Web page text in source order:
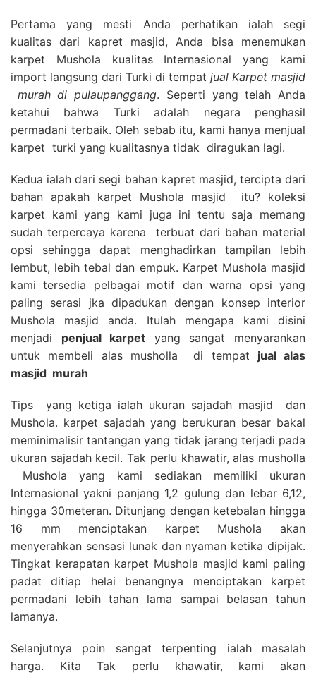
Pertama yang mesti Anda perhatikan ialah segi
kualitas dari kapret masjid, Anda bisa menemukan
karpet Mushola kualitas Internasional yang kami
import langsung dari Turki di tempat jual Karpet masjid
murah di pulaupanggang. Seperti yang telah Anda
ketahui bahwa Turki adalah negara penghasil
permadani terbaik. Oleh sebab itu, kami hanya menjual
karpet turki yang kualitasnya tidak diragukan lagi.
Kedua ialah dari segi bahan kapret masjid, tercipta dari
bahan apakah karpet Mushola masjid itu? koleksi
karpet kami yang kami juga ini tentu saja memang
sudah terpercaya karena terbuat dari bahan material
opsi sehingga dapat menghadirkan tampilan lebih
lembut, lebih tebal dan empuk. Karpet Mushola masjid
kami tersedia pelbagai motif dan warna opsi yang
paling serasi jka dipadukan dengan konsep interior
Mushola masjid anda. Itulah mengapa kami disini
menjadi penjual karpet yang sangat menyarankan
untuk membeli alas musholla di tempat jual alas
masjid murah
Tips yang ketiga ialah ukuran sajadah masjid dan
Mushola. karpet sajadah yang berukuran besar bakal
meminimalisir tantangan yang tidak jarang terjadi pada
ukuran sajadah kecil. Tak perlu khawatir, alas musholla
Mushola yang kami sediakan memiliki ukuran
Internasional yakni panjang 1,2 gulung dan lebar 6,12,
hingga 30meteran. Ditunjang dengan ketebalan hingga
16 mm menciptakan karpet Mushola akan
menyerahkan sensasi lunak dan nyaman ketika dipijak.
Tingkat kerapatan karpet Mushola masjid kami paling
padat ditiap helai benangnya menciptakan karpet
permadani lebih tahan lama sampai belasan tahun
lamanya.
Selanjutnya poin sangat terpenting ialah masalah
harga. Kita Tak perlu khawatir, kami akan